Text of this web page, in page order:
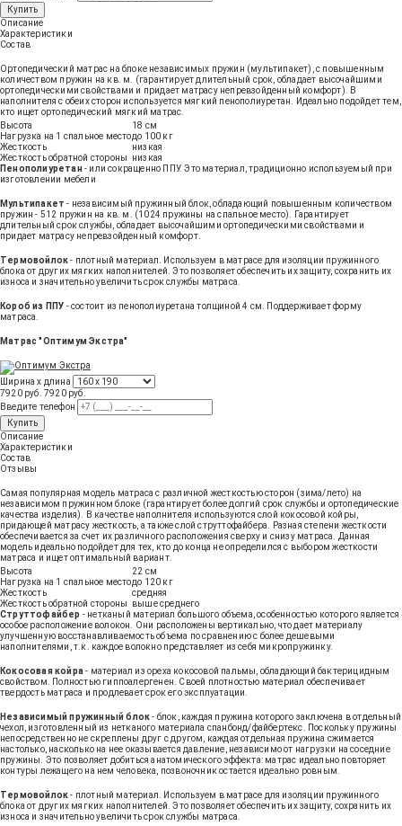
Купить
Описание
Характеристики
Состав
Ортопедический матрас на блоке независимых пружин (мультипакет), с повышенным
количеством пружин на кв. м. (гарантирует длительный срок, обладает высочайшими
ортопедическими свойствами и придает матрасу непревзойденный комфорт). В
наполнителя с обеих сторон используется мягкий пенополиуретан. Идеально подойдет тем,
кто ищет ортопедический мягкий матрас.
Высота
18 см
Нагрузка на 1 спальное местодо 100 кг
Жесткость
низкая
Жесткость обратной стороны
низкая
Пенополиуретан - или сокращенно ППУ. Это материал, традиционно используемый при
изготовлении мебели
Мультипакет - независимый пружинный блок, обладающий повышенным количеством
пружин - 512 пружин на кв. м. (1024 пружины на спальное место). Гарантирует
длительный срок службы, обладает высочайшими ортопедическими свойствами и
придает матрасу непревзойденный комфорт.
Термовойлок- плотный материал. Используем в матрасе для изоляции пружинного
блока от других мягких наполнителей. Это позволяет обеспечить их защиту, сохранить их
износа и значительно увеличить срок службы матраса.
Короб из ППУ - состоит из пенополиуретана толщиной 4 см. Поддерживает форму
матраса.
Матрас "Оптимум Экстра"
Ширина х длина
7920 руб. 7920 руб.
Введите телефон
Купить
Описание
Характеристики
Состав
Отзывы
Самая популярная модель матраса с различной жесткостью сторон (зима/лето) на
независимом пружинном блоке (гарантирует более долгий срок службы и ортопедические
качества изделия). В качестве наполнителя используются слой кокосовой койры,
придающей матрасу жесткость, а также слой струттофайбера. Разная степени жесткости
обеспечивается за счет их различного расположения сверху и снизу матраса. Данная
модель идеально подойдет для тех, кто до конца не определился с выбором жесткости
матраса и ищет оптимальный вариант.
Высота
22 см
Нагрузка на 1 спальное местодо 120 кг
Жесткость
средняя
Жесткость обратной стороны
выше среднего
Струттофайбер - нетканый материал большого объема, особенностью которого является
особое расположение волокон. Они расположены вертикально, что дает материалу
улучшенную восстанавливаемость объема по сравнению с более дешевыми
наполнителями, т.к. каждое волокно представляет из себя микропружинку.
Кокосовая койра- материал из ореха кокосовой пальмы, обладающий бактерицидным
свойством. Полностью гиппоалергенен. Своей плотностью материал обеспечивает
твердость матраса и продлевает срок его эксплуатации.
Независимый пружинный блок- блок, каждая пружина которого заключена в отдельный
чехол, изготовленный из нетканого материала спанбонд/файбертекс. Поскольку пружины
непосредственно не скреплены друг с другом, каждая отдельная пружина сжимается
настолько, насколько на нее оказывается давление, независимо от нагрузки на соседние
пружины. Это позволяет добиться анатомического эффекта: матрас идеально повторяет
контуры лежащего на нем человека, позвоночник остается идеально ровным.
Термовойлок- плотный материал. Используем в матрасе для изоляции пружинного
блока от других мягких наполнителей. Это позволяет обеспечить их защиту, сохранить их
износа и значительно увеличить срок службы матраса.